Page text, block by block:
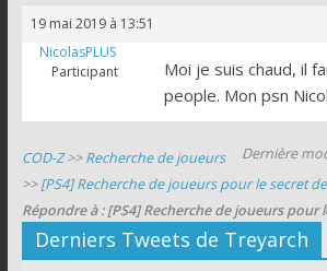
Duty
19 mai 2019 à 13:51
NicolasPLUS
Participant
Moi je suis chaud, il
people. Mon psn
Dernière
COD-Z>>Recherche de joueurs
>>[PS4] Recherche de joueurs pour le secret
Répondre à : [PS4] Recherche de joueurs pour
Derniers Tweets de Treyarch